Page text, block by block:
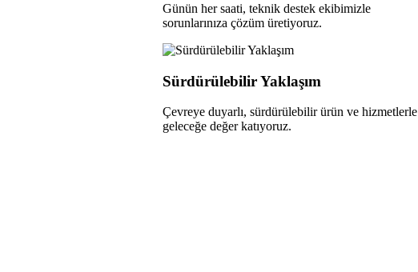
Günün her saati, teknik destek ekibimizle
sorunlarınıza çözüm üretiyoruz.
Sürdürülebilir Yaklaşım
Çevreye duyarlı, sürdürülebilir ürün ve hizmetlerle
geleceğe değer katıyoruz.